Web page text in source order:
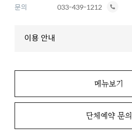
문의
033-439-1212
전
이용 안내
메뉴보기
단체예약 문의